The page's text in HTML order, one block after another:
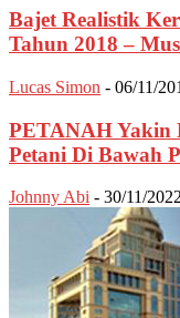
Bajet Realistik
Tahun 2018 –
Lucas Simon - 06/11/
PETANAH Yakin
Petani Di Bawah
Johnny Abi - 30/11/2022